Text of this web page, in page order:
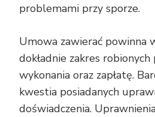
problemami przy sporze.
Umowa zawierać powinna
dokładnie zakres
wykonania oraz zapłatę.
kwestia posiadanych
doświadczenia.